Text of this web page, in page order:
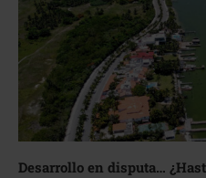
Desarrollo en disputa…